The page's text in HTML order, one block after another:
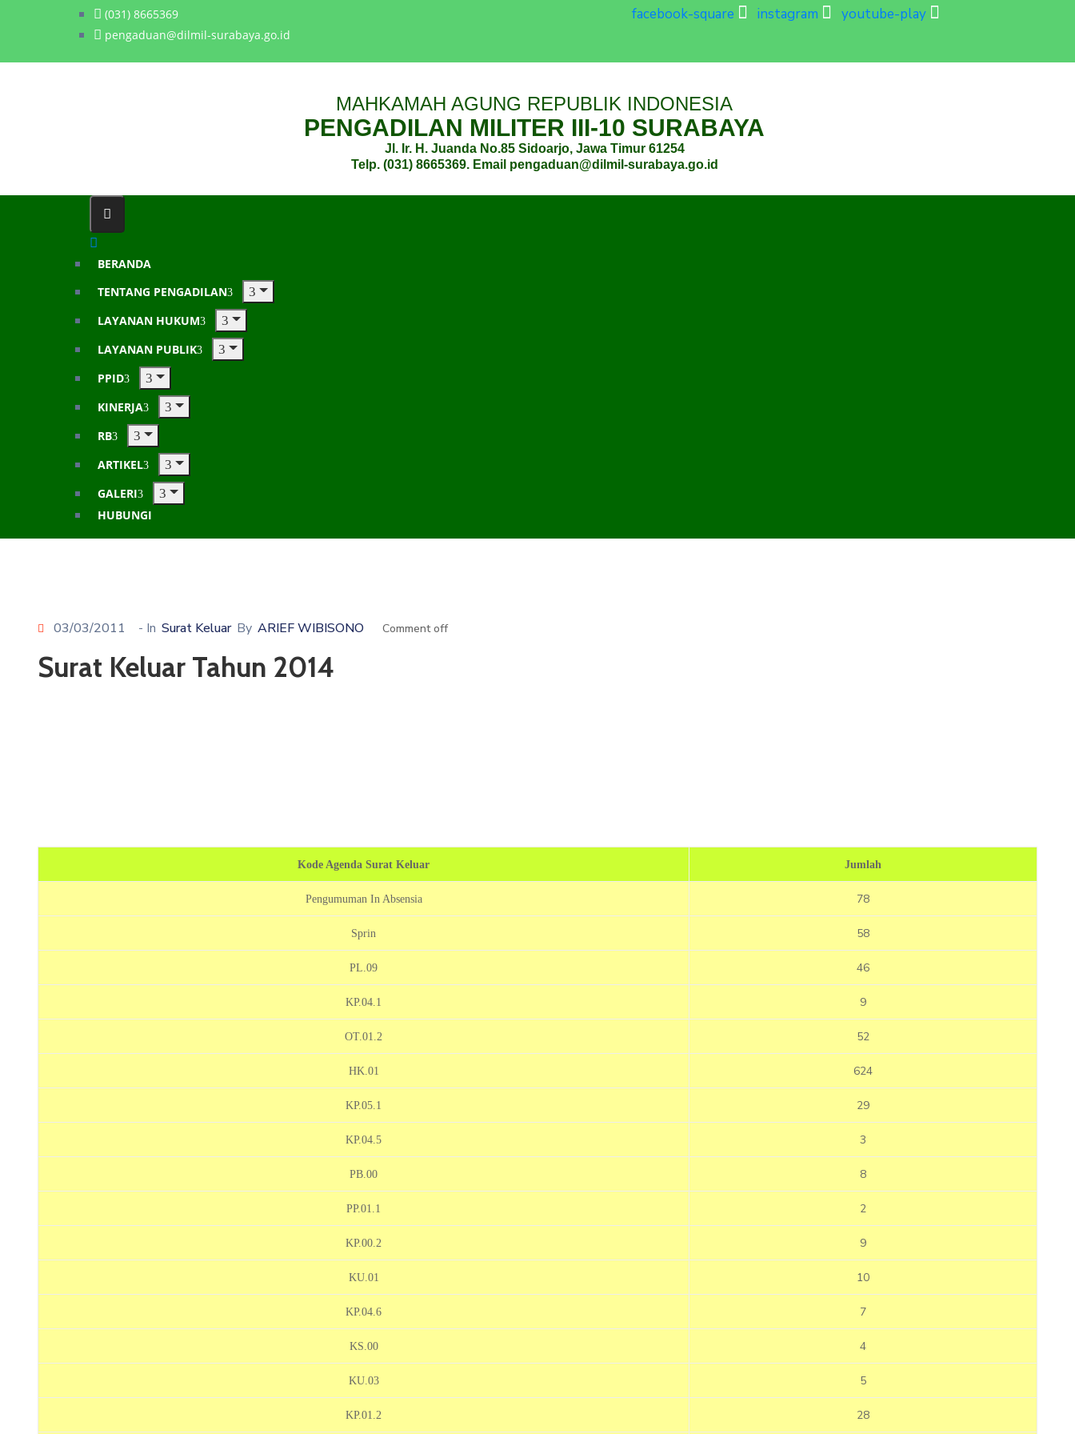
(031) 8665369
pengaduan@dilmil-surabaya.go.id
facebook-square instagram youtube-play
MAHKAMAH AGUNG REPUBLIK INDONESIA
PENGADILAN MILITER III-10 SURABAYA
Jl. Ir. H. Juanda No.85 Sidoarjo, Jawa Timur 61254
Telp. (031) 8665369. Email pengaduan@dilmil-surabaya.go.id
BERANDA
TENTANG PENGADILAN
LAYANAN HUKUM
LAYANAN PUBLIK
PPID
KINERJA
RB
ARTIKEL
GALERI
HUBUNGI
03/03/2011 - In Surat Keluar By ARIEF WIBISONO Comment off
Surat Keluar Tahun 2014
Kode Agenda Surat Keluar Jumlah
Pengumuman In Absensia 78
Sprin 58
PL.09 46
KP.04.1 9
OT.01.2 52
HK.01 624
KP.05.1 29
KP.04.5 3
PB.00 8
PP.01.1 2
KP.00.2 9
KU.01 10
KP.04.6 7
KS.00 4
KU.03 5
KP.01.2 28